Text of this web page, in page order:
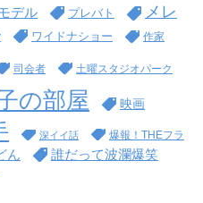
デル プレバト
メレ
ワイドナショー 作家
司会者 土曜スタジオパーク
の部屋 映画
深イイ話
爆報！THEフラ
ん 誰だって波瀾爆笑